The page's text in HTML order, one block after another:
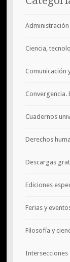
Ciencia,
Comunicación
Convergencia.
Cuadernos
Derechos
Descargas
Ediciones
Ferias y
Filosofía y
Intersecciones